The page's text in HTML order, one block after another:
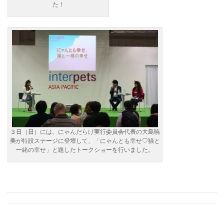
た！
３日（日）には、にゃんだらけ実行委員会代表の大島暁
美が特設ステージに登壇して、「にゃんとも幸せ♡猫と
一緒の幸せ」と題したトークショーを行いました。